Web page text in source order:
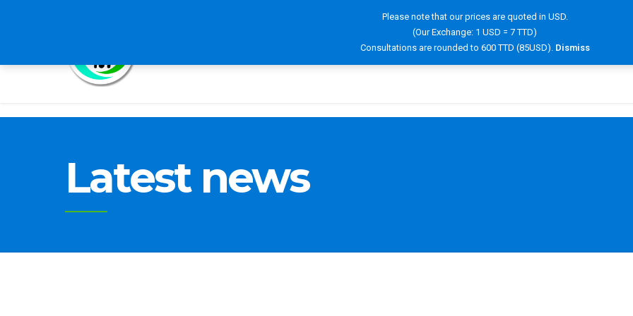
SERVICES HAIR INFORMATION
Latest news
Please note that our prices are quoted in USD.
(Our Exchange: 1 USD = 7 TTD)
Consultations are rounded to 600 TTD (85USD). Dismiss